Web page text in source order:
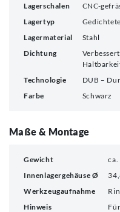
Lagerschalen CNC-
Lagertyp
Lagermaterial
Stahl
Dichtung
Technologie
DUB –
Farbe
Schwarz
Maße & Montage
Gewicht ca.
Innenlagergehäuse Ø
Werkzeugaufnahme
Hinweis